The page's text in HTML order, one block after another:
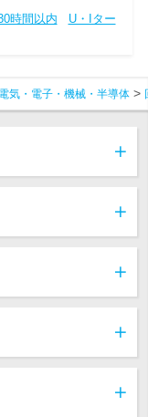
時間以内
U・Iター
電気・電子・機械・半導体